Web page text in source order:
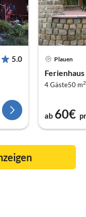
5.0 Plauen
Ferienhaus
4 Gäste50 m2
ab 60€